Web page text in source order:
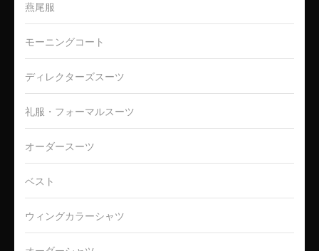
燕尾服
モーニングコート
ディレクターズスーツ
礼服・フォーマルスーツ
オーダースーツ
ベスト
ウィングカラーシャツ